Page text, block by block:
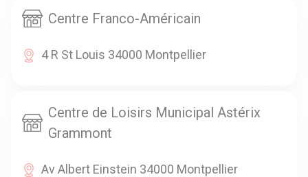
Centre Franco-Américain
4 R St Louis 34000 Montpellier
Centre de Loisirs Municipal Astérix
Grammont
Av Albert Einstein 34000 Montpellier